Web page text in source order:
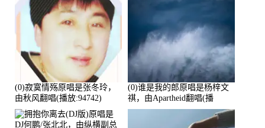
(0)寂寞情殇原唱是张冬玲，
由秋风翻唱(播放:94742)
(0)谁是我的郎原唱是杨梓文
祺，由Apartheid翻唱(播
放:94178)